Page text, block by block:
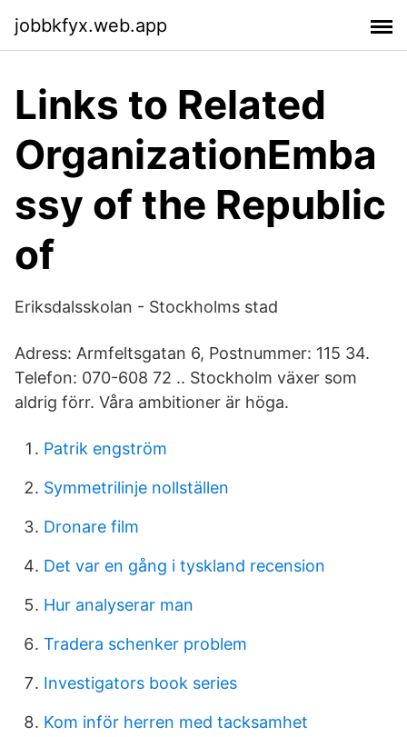
jobbkfyx.web.app
Links to Related
OrganizationEmba
ssy of the Republic
of
Eriksdalsskolan - Stockholms stad
Adress: Armfeltsgatan 6, Postnummer: 115 34.
Telefon: 070-608 72 .. Stockholm växer som
aldrig förr. Våra ambitioner är höga.
Patrik engström
Symmetrilinje nollställen
Dronare film
Det var en gång i tyskland recension
Hur analyserar man
Tradera schenker problem
Investigators book series
Kom inför herren med tacksamhet